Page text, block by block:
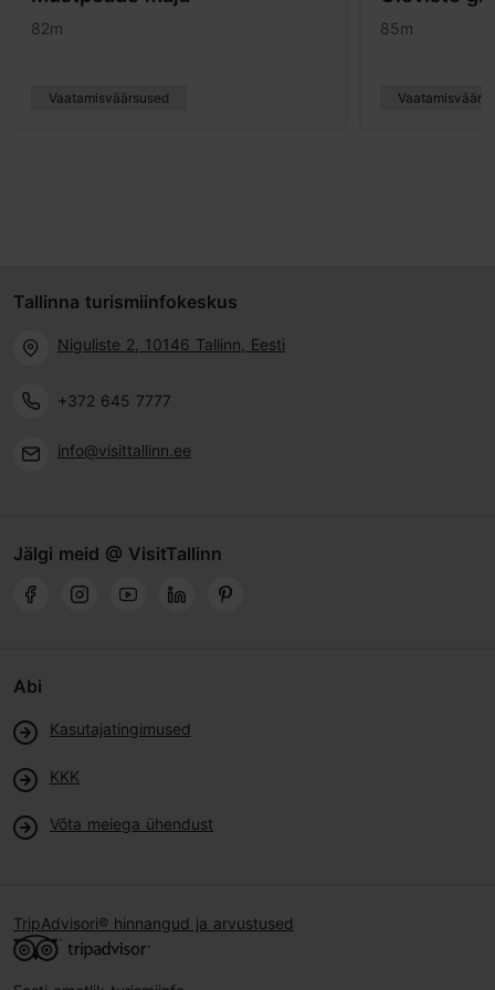
82m
Vaatamisväärsused
85m
Tallinna turismiinfokeskus
Niguliste 2, 10146 Tallinn, Eesti
+372 645 7777
info@visittallinn.ee
Jälgi meid @ VisitTallinn
Abi
Kasutajatingimused
KKK
Võta meiega ühendust
TripAdvisori® hinnangud ja arvustused